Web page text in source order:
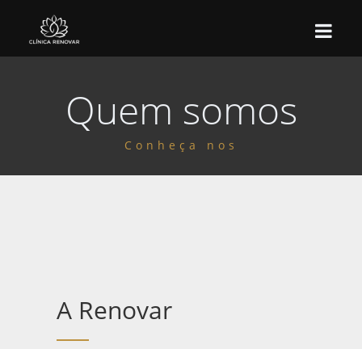
Quem somos
Conheça nos
A Renovar